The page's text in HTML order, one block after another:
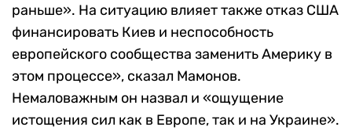
раньше». На ситуацию влияет также отказ США
финансировать Киев и неспособность
европейского сообщества заменить Америку в
этом процессе», сказал Мамонов.
Немаловажным он назвал и «ощущение
истощения сил как в Европе, так и на Украине».